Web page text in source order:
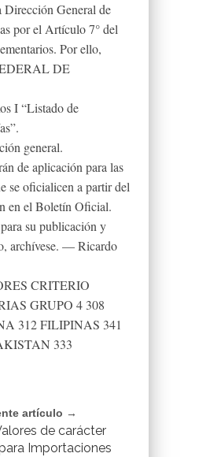
General de
por el Artículo 7° del
Por ello,
DE
I “Listado de
general.
de aplicación para las
se oficialicen a partir del
en el Boletín Oficial.
su publicación y
archívese. — Ricardo
CRITERIO
GRUPO 4 308
312 FILIPINAS 341
333
artículo →
de carácter
Importaciones